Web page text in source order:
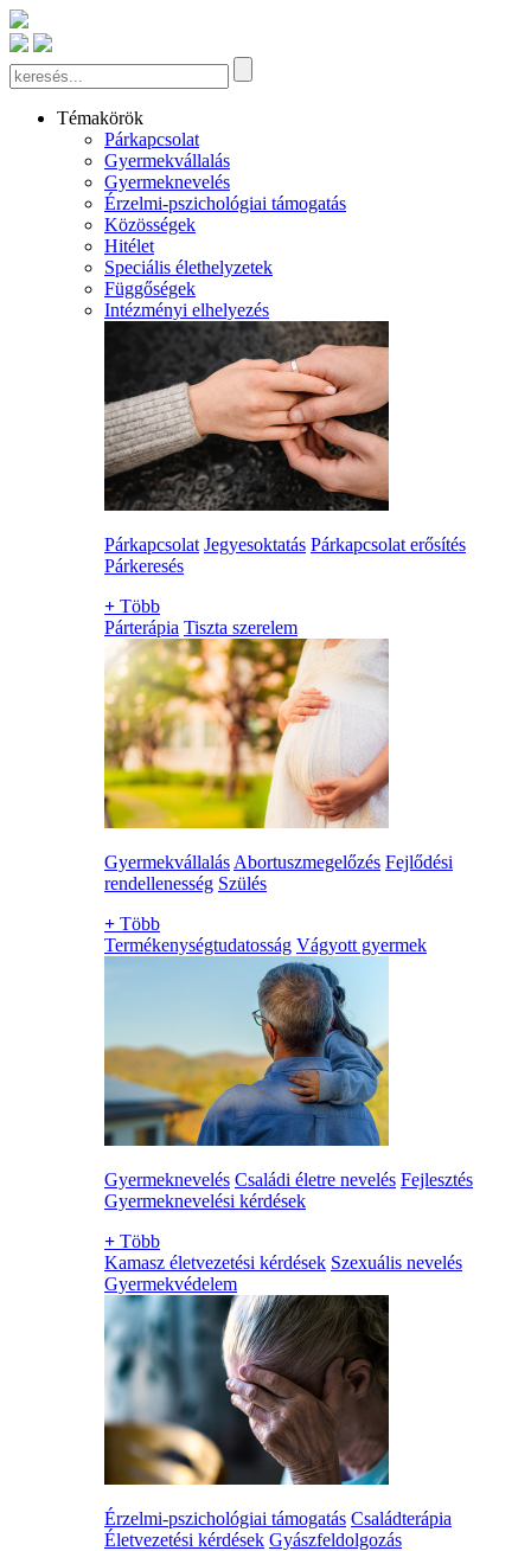
Témakörök
Párkapcsolat
Gyermekvállalás
Gyermeknevelés
Érzelmi-pszichológiai támogatás
Közösségek
Hitélet
Speciális élethelyzetek
Függőségek
Intézményi elhelyezés
Párkapcsolat Jegyesoktatás Párkapcsolat erősítés
Párkeresés
+ Több
Párterápia Tiszta szerelem
Gyermekvállalás Abortuszmegelőzés Fejlődési
rendellenesség Szülés
+ Több
Termékenységtudatosság Vágyott gyermek
Gyermeknevelés Családi életre nevelés Fejlesztés
Gyermeknevelési kérdések
+ Több
Kamasz életvezetési kérdések Szexuális nevelés
Gyermekvédelem
Érzelmi-pszichológiai támogatás Családterápia
Életvezetési kérdések Gyászfeldolgozás